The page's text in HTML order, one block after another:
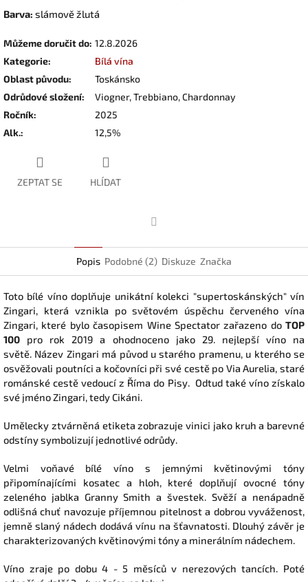
Barva: slámově žlutá
Můžeme doručit do: 12.8.2026
Kategorie:
Bílá vína
Oblast původu:
Toskánsko
Odrůdové složení:
Viogner, Trebbiano, Chardonnay
Ročník:
2025
Alk.: 12,5%
ZEPTAT SE HLÍDAT
Popis Podobné (2) Diskuze Značka
Toto bílé víno doplňuje unikátní kolekci "supertoskánských" vín
Zingari, která vznikla po světovém úspěchu červeného vína
Zingari, které bylo časopisem Wine Spectator zařazeno do TOP
100 pro rok 2019 a ohodnoceno jako 29. nejlepší víno na
světě. Název Zingari má původ u starého pramenu, u kterého se
osvěžovali poutníci a kočovníci při své cestě po Via Aurelia, staré
románské cestě vedoucí z Říma do Pisy. Odtud také víno získalo
své jméno Zingari, tedy Cikáni.
Umělecky ztvárněná etiketa zobrazuje vinici jako kruh a barevné
odstíny symbolizují jednotlivé odrůdy.
Velmi voňavé bílé víno s jemnými květinovými tóny
připomínajícími kosatec a hloh, které doplňují ovocné tóny
zeleného jablka Granny Smith a švestek. Svěží a nenápadně
odlišná chuť navozuje příjemnou pitelnost a dobrou vyváženost,
jemně slaný nádech dodává vínu na šťavnatosti. Dlouhý závěr je
charakterizovaných květinovými tóny a minerálním nádechem.
Víno zraje po dobu 4 - 5 měsíců v nerezových tancích. Poté